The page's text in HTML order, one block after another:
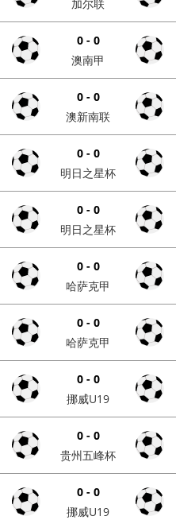
加尔联
0 - 0
澳南甲
0 - 0
澳新南联
0 - 0
明日之星杯
0 - 0
明日之星杯
0 - 0
哈萨克甲
0 - 0
哈萨克甲
0 - 0
挪威U19
0 - 0
贵州五峰杯
0 - 0
挪威U19